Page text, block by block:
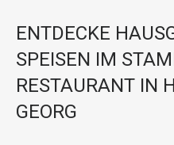
ENTDECKE
SPEISEN IM
RESTAURANT IN
GEORG